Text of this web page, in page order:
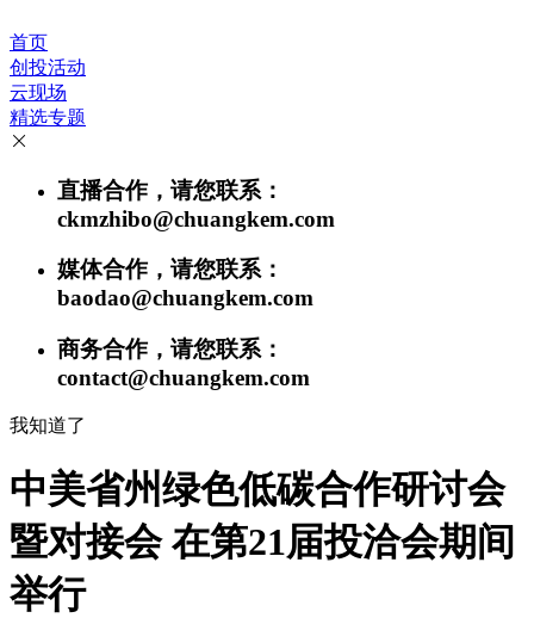
首页
创投活动
云现场
精选专题
直播合作，请您联系：
ckmzhibo@chuangkem.com
媒体合作，请您联系：
baodao@chuangkem.com
商务合作，请您联系：
contact@chuangkem.com
我知道了
中美省州绿色低碳合作研讨会
暨对接会 在第21届投洽会期间
举行